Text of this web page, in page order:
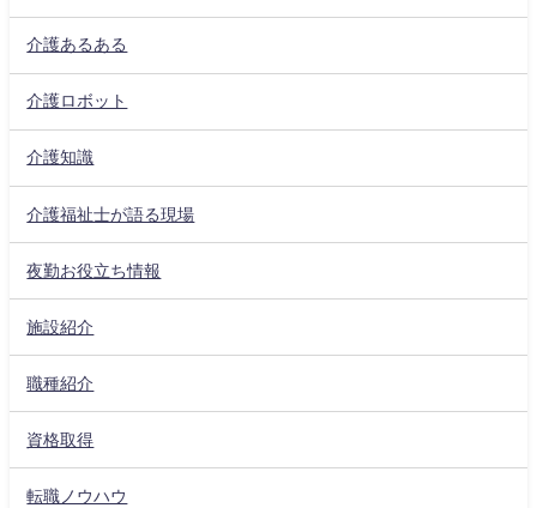
介護あるある
介護ロボット
介護知識
介護福祉士が語る現場
夜勤お役立ち情報
施設紹介
職種紹介
資格取得
転職ノウハウ